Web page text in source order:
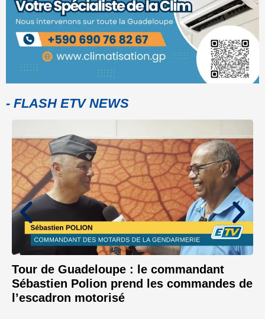
- FLASH ETV NEWS
Tour de Guadeloupe : le commandant
Sébastien Polion prend les commandes de
l’escadron motorisé